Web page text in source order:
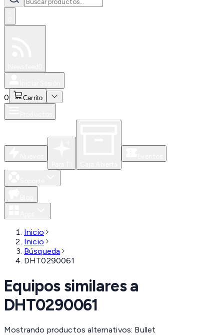
0 Carrito
Inicio
Inicio
Búsqueda
DHT0290061
Equipos similares a
DHT0290061
Mostrando productos alternativos: Bullet